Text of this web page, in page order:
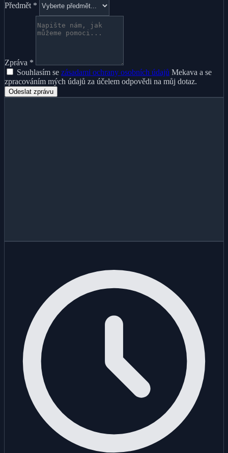
Předmět *
Zpráva *
Souhlasím se zásadami ochrany osobních údajů Mekava a se
zpracováním mých údajů za účelem odpovědi na můj dotaz.
Odeslat zprávu